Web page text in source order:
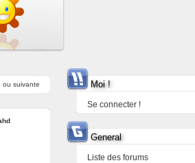
ou suivante Moi !
Se connecter !
General
Liste des forums